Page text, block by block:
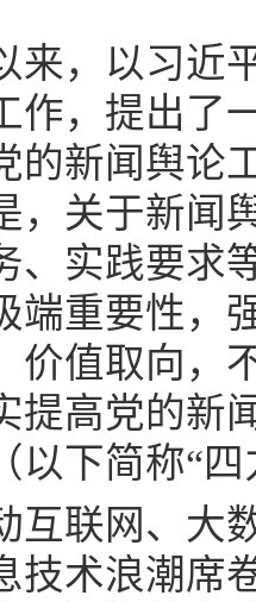
来，以习近
作，提出了
的新闻舆论
，关于新闻
、实践要求
端重要性，
价值取向，
提高党的新
以下简称“四
互联网、大
技术浪潮席